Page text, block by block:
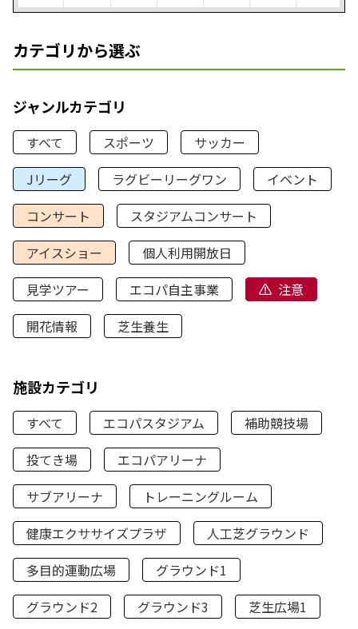
カテゴリから選ぶ
ジャンルカテゴリ
すべて スポーツ
サッカー
Jリーグ
ラグビーリーグワン
イベント
コンサート
スタジアムコンサート
アイスショー
個人利用開放日
見学ツアー
エコパ自主事業
注意
開花情報
芝生養生
施設カテゴリ
すべて エコパスタジアム
補助競技場
投てき場
エコパアリーナ
サブアリーナ
トレーニングルーム
健康エクササイズプラザ
人工芝グラウンド
多目的運動広場
グラウンド1
グラウンド2
グラウンド3
芝生広場1